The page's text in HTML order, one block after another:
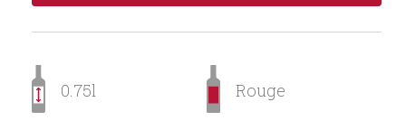
0.75l Rouge